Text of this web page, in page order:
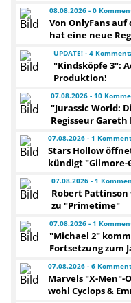
08.08.2026 - 0
Von OnlyFans
hat eine neue
UPDATE! - 4
"Kindsköpfe 3":
Produktion!
07.08.2026 - 10
"Jurassic World:
Regisseur Gareth
07.08.2026 - 1
Stars Hollow
kündigt "Gilmore-
07.08.2026 - 1
Robert Pattinson
zu "Primetime"
07.08.2026 - 1
"Michael 2"
Fortsetzung zum
07.08.2026 - 6
Marvels "X-Men"-
wohl Cyclops &